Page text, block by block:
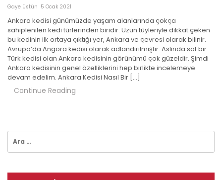
Gaye Üstün 5 Ocak 2021
Ankara kedisi günümüzde yaşam alanlarında çokça
sahiplenilen kedi türlerinden biridir. Uzun tüyleriyle dikkat çeken
bu kedinin ilk ortaya çıktığı yer, Ankara ve çevresi olarak bilinir.
Avrupa’da Angora kedisi olarak adlandırılmıştır. Aslında saf bir
Türk kedisi olan Ankara kedisinin görünümü çok güzeldir. Şimdi
Ankara kedisinin genel özelliklerini hep birlikte incelemeye
devam edelim. Ankara Kedisi Nasıl Bir […]
Continue Reading